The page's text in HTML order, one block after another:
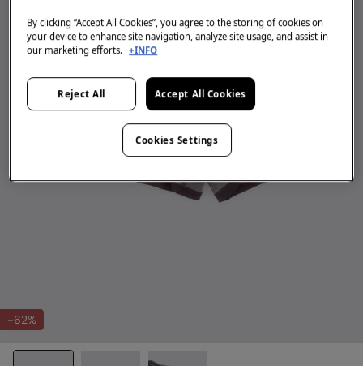
-62%
By clicking “Accept All Cookies”, you agree to the storing of cookies on
your device to enhance site navigation, analyze site usage, and assist in
our marketing efforts. +INFO
Reject All Accept All Cookies
Cookies Settings